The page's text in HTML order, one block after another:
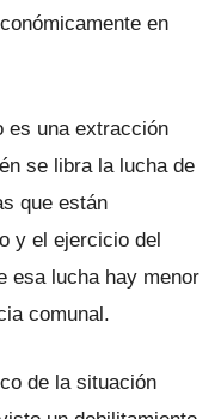
en
es una extracción
se libra la lucha de
que están
y el ejercicio del
esa lucha hay menor
comunal.
de la situación